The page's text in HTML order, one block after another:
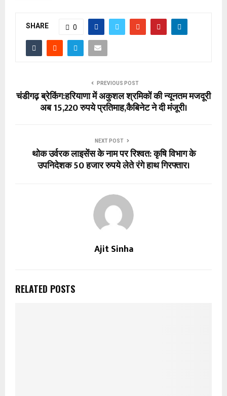
SHARE 0
PREVIOUS POST
चंडीगढ़ ब्रेकिंग:हरियाणा में अकुशल श्रमिकों की न्यूनतम मजदूरी
अब 15,220 रुपये प्रतिमाह,कैबिनेट ने दी मंजूरी।
NEXT POST
थोक उर्वरक लाइसेंस के नाम पर रिश्वत: कृषि विभाग के
उपनिदेशक 50 हजार रुपये लेते रंगे हाथ गिरफ्तार।
Ajit Sinha
RELATED POSTS